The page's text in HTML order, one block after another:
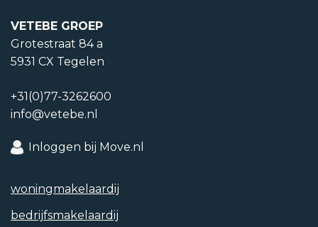
VETEBE GROEP
Grotestraat 84 a
5931 CX Tegelen
+31(0)77-3262600
info@vetebe.nl
Inloggen bij Move.nl
woning­makelaardij
bedrijfs­makelaardij